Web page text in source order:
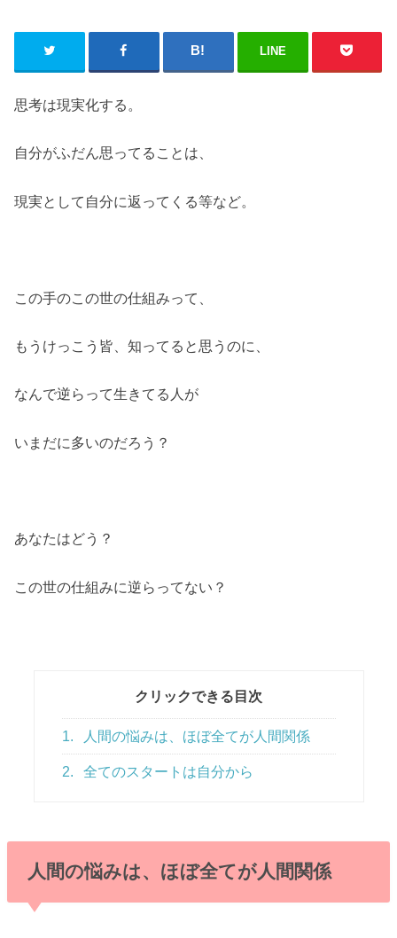
LINE
思考は現実化する。
自分がふだん思ってることは、
現実として自分に返ってくる等など。
この手のこの世の仕組みって、
もうけっこう皆、知ってると思うのに、
なんで逆らって生きてる人が
いまだに多いのだろう？
あなたはどう？
この世の仕組みに逆らってない？
クリックできる目次
1. 人間の悩みは、ほぼ全てが人間関係
2. 全てのスタートは自分から
人間の悩みは、ほぼ全てが人間関係